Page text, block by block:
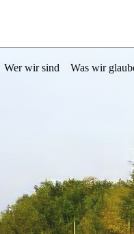
Wer wir sind Was wir